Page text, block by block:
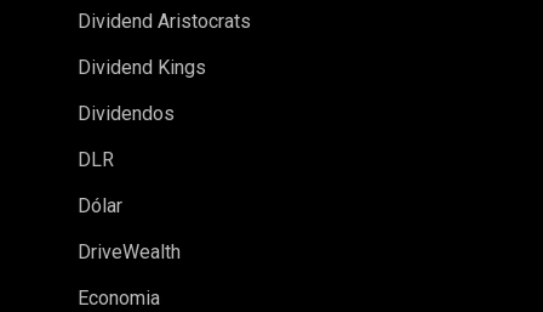
Dividend Aristocrats
Dividend Kings
Dividendos
DLR
Dólar
DriveWealth
Economia